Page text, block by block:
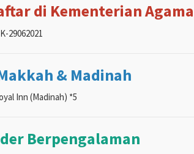
di Kementerian
29062021
& Madinah
Inn (Madinah) *5
Berpengalaman